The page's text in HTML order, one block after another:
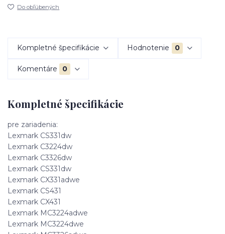
Do obľúbených
Kompletné špecifikácie Hodnotenie 0
Komentáre 0
Kompletné špecifikácie
pre zariadenia:
Lexmark CS331dw
Lexmark C3224dw
Lexmark C3326dw
Lexmark CS331dw
Lexmark CX331adwe
Lexmark CS431
Lexmark CX431
Lexmark MC3224adwe
Lexmark MC3224dwe